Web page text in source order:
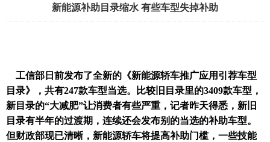
新能源补助目录缩水 有些车型失掉补助
工信部日前发布了全新的《新能源轿车推广应用引荐车型
目录》，共有247款车型当选。比较旧目录里的3409款车型，
新目录的“大减肥”让消费者有些严重，记者昨天得悉，新旧
目录有半年的过渡期，连续还会发布别的当选的补助车型。
但财政部现已清晰，新能源轿车将提高补助门槛，一些技能